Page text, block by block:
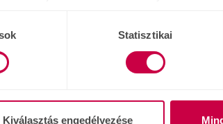
Statisztikai
Kiválasztás engedélyezése
szakértők!